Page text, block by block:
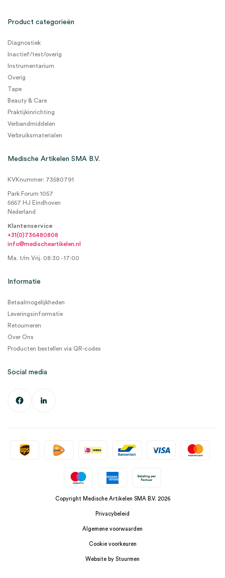
Product categorieën
Diagnostiek
Inactief/test/overig
Instrumentarium
Overig
Tape
Beauty & Care
Praktijkinrichting
Verbandmiddelen
Verbruiksmaterialen
Medische Artikelen SMA B.V.
KVKnummer: 73580791
Park Forum 1057
5657 HJ Eindhoven
Nederland
Klantenservice
+31(0)736480808
info@medischeartikelen.nl
Ma. t/m Vrij. 08:30 - 17:00
Informatie
Betaalmogelijkheden
Leveringsinformatie
Retourneren
Over Ons
Producten bestellen via QR-codes
Social media
Copyright Medische Artikelen SMA B.V. 2026
Privacybeleid
Algemene voorwaarden
Cookie voorkeuren
Website by Stuurmen